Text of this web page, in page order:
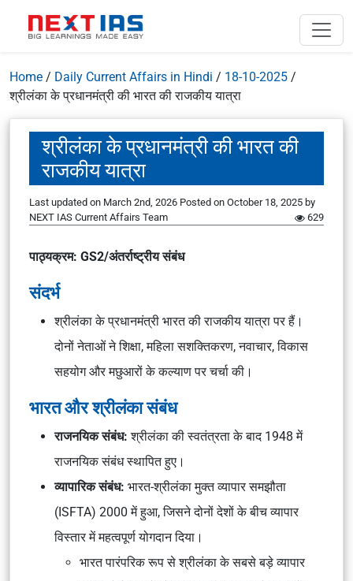
Home / Daily Current Affairs in Hindi / 18-10-2025 /
श्रीलंका के प्रधानमंत्री की भारत की राजकीय यात्रा
श्रीलंका के प्रधानमंत्री की भारत की
राजकीय यात्रा
Last updated on March 2nd, 2026 Posted on October 18, 2025 by
NEXT IAS Current Affairs Team
629
पाठ्यक्रम: GS2/अंतर्राष्ट्रीय संबंध
संदर्भ
श्रीलंका के प्रधानमंत्री भारत की राजकीय यात्रा पर हैं।
दोनों नेताओं ने शिक्षा, महिला सशक्तिकरण, नवाचार, विकास
सहयोग और मछुआरों के कल्याण पर चर्चा की।
भारत और श्रीलंका संबंध
राजनयिक संबंध: श्रीलंका की स्वतंत्रता के बाद 1948 में
राजनयिक संबंध स्थापित हुए।
व्यापारिक संबंध: भारत-श्रीलंका मुक्त व्यापार समझौता
(ISFTA) 2000 में हुआ, जिसने दोनों देशों के बीच व्यापार
विस्तार में महत्वपूर्ण योगदान दिया।
भारत पारंपरिक रूप से श्रीलंका के सबसे बड़े व्यापार